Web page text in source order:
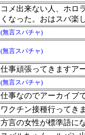
コメ出来ない人、ホロ
くなった。おはスバ楽
(無言スパチャ)
(無言スパチャ)
仕事頑張ってきますア
(無言スパチャ)
仕事なのでアーカイブ
ワクチン接種行ってき
方言の女性が標準語に